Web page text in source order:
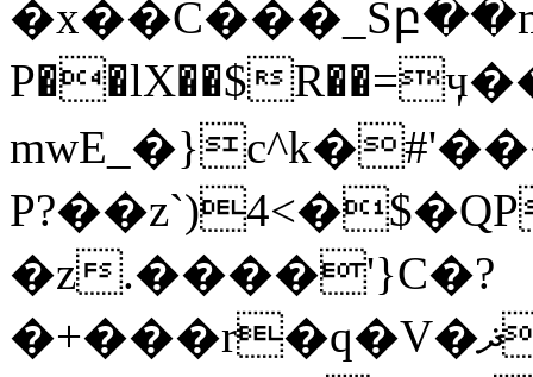
P��lX��$
�z.����'}C�?
�+���r�q�V�ޛǷ߀�����ZU�J�